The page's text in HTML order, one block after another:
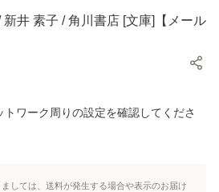
新井 素子 / 角川書店 [文庫]【メール
ワーク周りの設定を確認してくださ
しては、送料が発生する場合や表示のお届け